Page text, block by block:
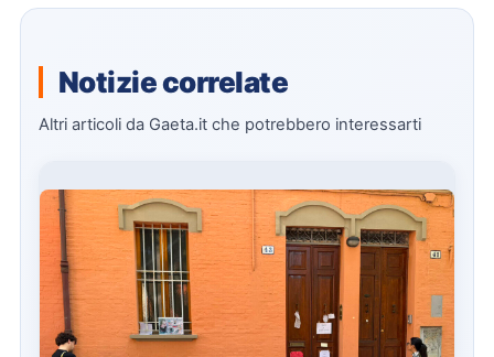
Notizie correlate
Altri articoli da Gaeta.it che potrebbero interessarti